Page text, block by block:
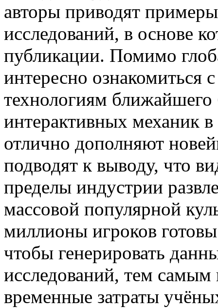
авторы приводят
исследований, в основе
публикации. Помимо
интересно ознакомиться
технологиям
интерактивных механик
отлично дополняют
подводят к выводу, что
пределы индустрии
массовой популярной
миллионы игроков
чтобы генерировать
исследований, тем самым
временные затраты